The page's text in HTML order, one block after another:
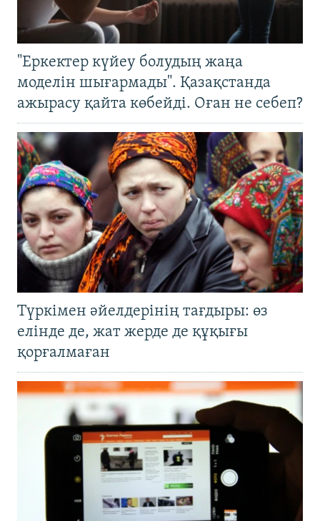
"Еркектер күйеу болудың жаңа
моделін шығармады". Қазақстанда
ажырасу қайта көбейді. Оған не себеп?
Түркімен әйелдерінің тағдыры: өз
елінде де, жат жерде де құқығы
қорғалмаған